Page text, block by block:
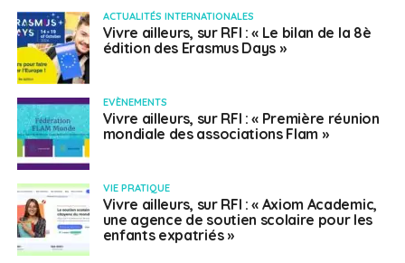
ACTUALITÉS INTERNATIONALES
Vivre ailleurs, sur RFI : « Le bilan de la 8è
édition des Erasmus Days »
EVÈNEMENTS
Vivre ailleurs, sur RFI : « Première réunion
mondiale des associations Flam »
VIE PRATIQUE
Vivre ailleurs, sur RFI : « Axiom Academic,
une agence de soutien scolaire pour les
enfants expatriés »